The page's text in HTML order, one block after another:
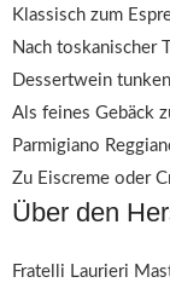
Klassisch zum
Nach toskanischer
Dessertwein tunken
Als feines Gebäck
Parmigiano
Zu Eiscreme oder
Über den
Fratelli Laurieri